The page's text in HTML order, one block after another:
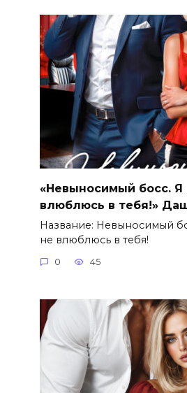
«Невыносимый босс. Я
влюблюсь в тебя!»
Название: Невыносимый
не влюблюсь в тебя!
0 45